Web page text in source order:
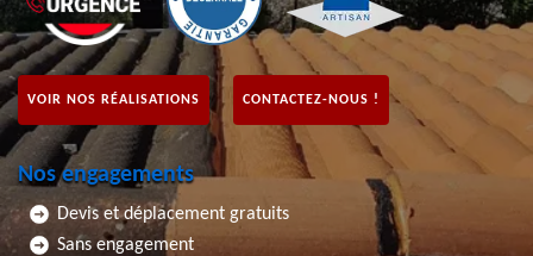
VOIR NOS RÉALISATIONS CONTACTEZ-NOUS !
Nos engagements
Devis et déplacement gratuits
Sans engagement